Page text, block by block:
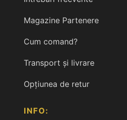
Magazine Partenere
Cum comand?
Transport și livrare
Opțiunea de retur
INFO: